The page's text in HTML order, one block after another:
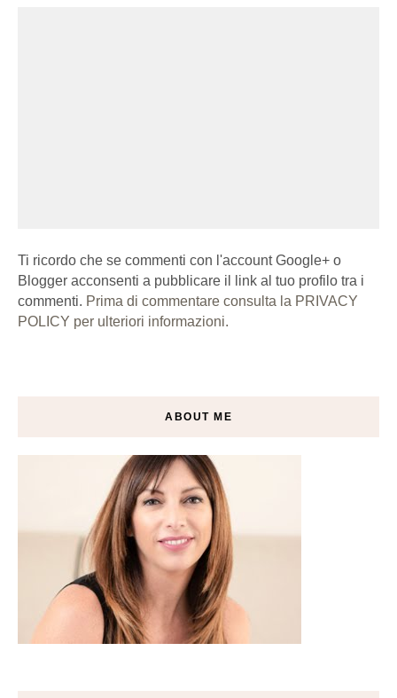
Ti ricordo che se commenti con l'account Google+ o
Blogger acconsenti a pubblicare il link al tuo profilo tra i
commenti. Prima di commentare consulta la PRIVACY
POLICY per ulteriori informazioni.
ABOUT ME